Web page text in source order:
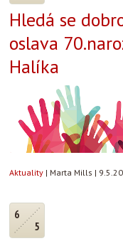
Hledá se
oslava
Halíka
Aktuality | Marta Mills |
6
5